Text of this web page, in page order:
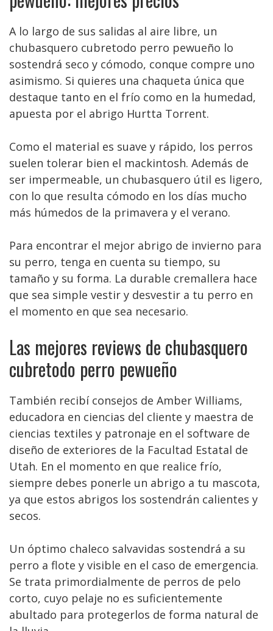
A lo largo de sus salidas al aire libre, un
chubasquero cubretodo perro pewueño lo
sostendrá seco y cómodo, conque compre uno
asimismo. Si quieres una chaqueta única que
destaque tanto en el frío como en la humedad,
apuesta por el abrigo Hurtta Torrent.
Como el material es suave y rápido, los perros
suelen tolerar bien el mackintosh. Además de
ser impermeable, un chubasquero útil es ligero,
con lo que resulta cómodo en los días mucho
más húmedos de la primavera y el verano.
Para encontrar el mejor abrigo de invierno para
su perro, tenga en cuenta su tiempo, su
tamaño y su forma. La durable cremallera hace
que sea simple vestir y desvestir a tu perro en
el momento en que sea necesario.
Las mejores reviews de chubasquero
cubretodo perro pewueño
También recibí consejos de Amber Williams,
educadora en ciencias del cliente y maestra de
ciencias textiles y patronaje en el software de
diseño de exteriores de la Facultad Estatal de
Utah. En el momento en que realice frío,
siempre debes ponerle un abrigo a tu mascota,
ya que estos abrigos los sostendrán calientes y
secos.
Un óptimo chaleco salvavidas sostendrá a su
perro a flote y visible en el caso de emergencia.
Se trata primordialmente de perros de pelo
corto, cuyo pelaje no es suficientemente
abultado para protegerlos de forma natural de